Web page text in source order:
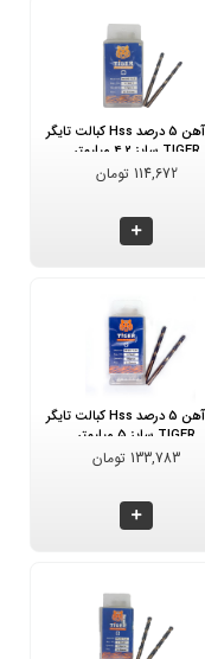
مته آهن 5 درصد Hss کبالت تایگر
TIGER سایز 4.2 میلیمتر
114,672 تومان
مته آهن 5 درصد Hss کبالت تایگر
TIGER سایز 5 میلیمتر
133,783 تومان